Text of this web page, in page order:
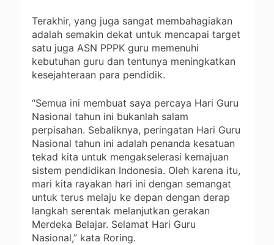
Terakhir, yang juga sangat membahagiakan
adalah semakin dekat untuk mencapai target
satu juga ASN PPPK guru memenuhi
kebutuhan guru dan tentunya meningkatkan
kesejahteraan para pendidik.
“Semua ini membuat saya percaya Hari Guru
Nasional tahun ini bukanlah salam
perpisahan. Sebaliknya, peringatan Hari Guru
Nasional tahun ini adalah penanda kesatuan
tekad kita untuk mengakselerasi kemajuan
sistem pendidikan Indonesia. Oleh karena itu,
mari kita rayakan hari ini dengan semangat
untuk terus melaju ke depan dengan derap
langkah serentak melanjutkan gerakan
Merdeka Belajar. Selamat Hari Guru
Nasional,” kata Roring.